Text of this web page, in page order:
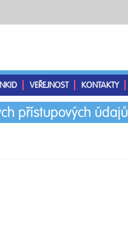
VEŘEJNOST KONTAKTY
přístupových údajů